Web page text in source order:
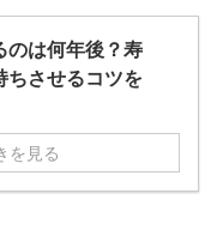
のは何年後？寿
ちさせるコツを
を見る